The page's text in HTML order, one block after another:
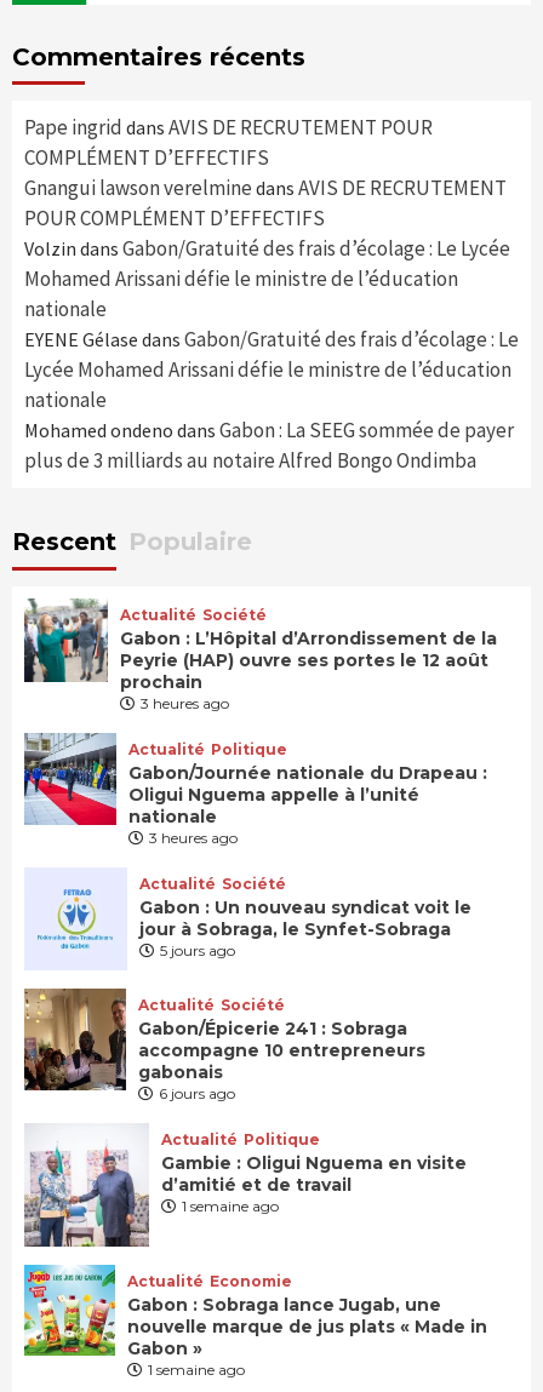
Commentaires récents
Pape ingrid dans AVIS DE RECRUTEMENT POUR
COMPLÉMENT D’EFFECTIFS
Gnangui lawson verelmine dans AVIS DE RECRUTEMENT
POUR COMPLÉMENT D’EFFECTIFS
Volzin dans Gabon/Gratuité des frais d’écolage : Le Lycée
Mohamed Arissani défie le ministre de l’éducation
nationale
EYENE Gélase dans Gabon/Gratuité des frais d’écolage : Le
Lycée Mohamed Arissani défie le ministre de l’éducation
nationale
Mohamed ondeno dans Gabon : La SEEG sommée de payer
plus de 3 milliards au notaire Alfred Bongo Ondimba
Rescent Populaire
Actualité Société
Gabon : L’Hôpital d’Arrondissement de la
Peyrie (HAP) ouvre ses portes le 12 août
prochain
3 heures ago
Actualité Politique
Gabon/Journée nationale du Drapeau :
Oligui Nguema appelle à l’unité
nationale
3 heures ago
Actualité Société
Gabon : Un nouveau syndicat voit le
jour à Sobraga, le Synfet-Sobraga
5 jours ago
Actualité Société
Gabon/Épicerie 241 : Sobraga
accompagne 10 entrepreneurs
gabonais
6 jours ago
Actualité Politique
Gambie : Oligui Nguema en visite
d’amitié et de travail
1 semaine ago
Actualité Economie
Gabon : Sobraga lance Jugab, une
nouvelle marque de jus plats « Made in
Gabon »
1 semaine ago